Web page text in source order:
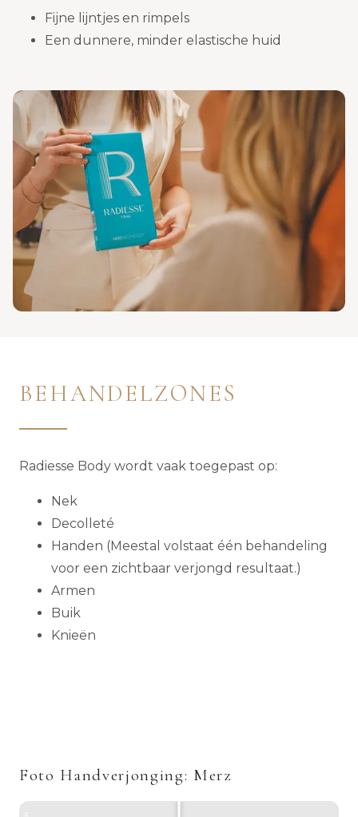
Fijne lijntjes en rimpels
Een dunnere, minder elastische huid
BEHANDELZONES
Radiesse Body wordt vaak toegepast op:
Nek
Decolleté
Handen (Meestal volstaat één behandeling
voor een zichtbaar verjongd resultaat.)
Armen
Buik
Knieën
Foto Handverjonging: Merz